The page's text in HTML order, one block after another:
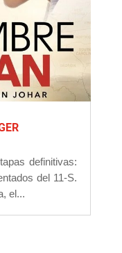
definitivas:
del 11-S.
el...